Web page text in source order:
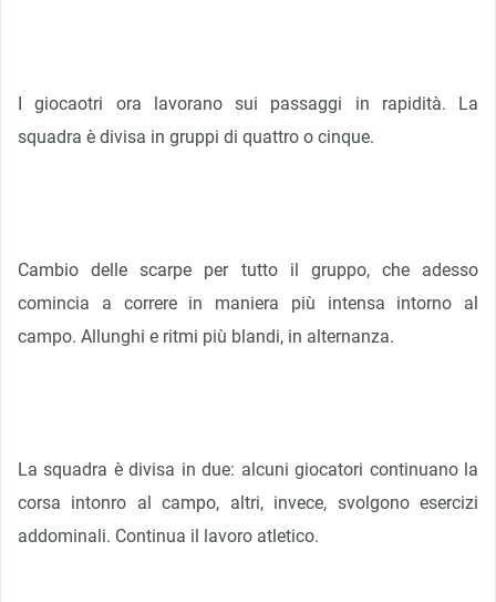
I giocaotri ora lavorano sui passaggi in rapidità. La
squadra è divisa in gruppi di quattro o cinque.
Cambio delle scarpe per tutto il gruppo, che adesso
comincia a correre in maniera più intensa intorno al
campo. Allunghi e ritmi più blandi, in alternanza.
La squadra è divisa in due: alcuni giocatori continuano la
corsa intonro al campo, altri, invece, svolgono esercizi
addominali. Continua il lavoro atletico.